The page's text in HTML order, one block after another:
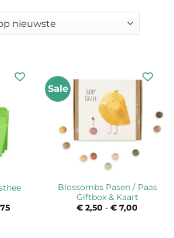
Prijsklasse:
Sale
Blossombs Pasen / Paas
Giftbox & Kaart
€ 2,50 - € 7,00